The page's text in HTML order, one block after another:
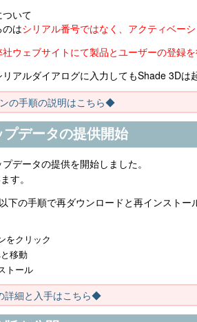
いて
はシリアル番号ではなく、アクティベー
社ウェブサイトにて製品とユーザーの登録
アルダイアログに入力してもShade 3Dは
の手順の説明はこちら◆
プデータの提供開始
データの提供を開始しました。
す。
の手順で再ダウンロードと再インストー
をクリック
移動
トール
詳細と入手はこちら◆